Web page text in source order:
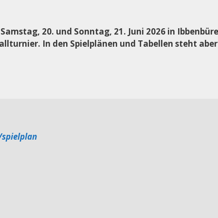
20. und Sonntag, 21. Juni 2026 in
In den Spielplänen und Tabellen steht aber